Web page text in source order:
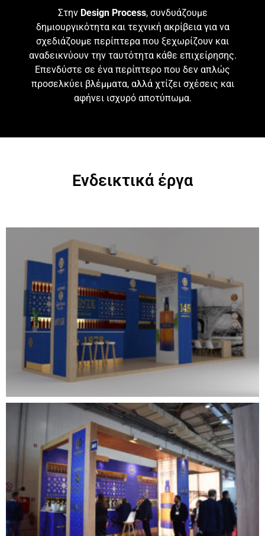
Στην Design Process, συνδυάζουμε
δημιουργικότητα και τεχνική ακρίβεια για να
σχεδιάζουμε περίπτερα που ξεχωρίζουν και
αναδεικνύουν την ταυτότητα κάθε επιχείρησης.
Επενδύστε σε ένα περίπτερο που δεν απλώς
προσελκύει βλέμματα, αλλά χτίζει σχέσεις και
αφήνει ισχυρό αποτύπωμα.
Ενδεικτικά έργα